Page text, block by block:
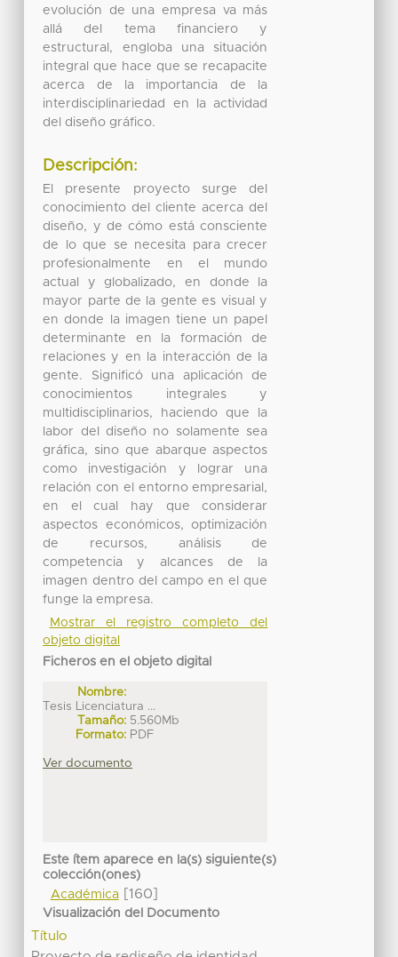
evolución de una empresa va más
allá del tema financiero y
estructural, engloba una situación
integral que hace que se recapacite
acerca de la importancia de la
interdisciplinariedad en la actividad
del diseño gráfico.
Descripción:
El presente proyecto surge del
conocimiento del cliente acerca del
diseño, y de cómo está consciente
de lo que se necesita para crecer
profesionalmente en el mundo
actual y globalizado, en donde la
mayor parte de la gente es visual y
en donde la imagen tiene un papel
determinante en la formación de
relaciones y en la interacción de la
gente. Significó una aplicación de
conocimientos integrales y
multidisciplinarios, haciendo que la
labor del diseño no solamente sea
gráfica, sino que abarque aspectos
como investigación y lograr una
relación con el entorno empresarial,
en el cual hay que considerar
aspectos económicos, optimización
de recursos, análisis de
competencia y alcances de la
imagen dentro del campo en el que
funge la empresa.
Mostrar el registro completo del
objeto digital
Ficheros en el objeto digital
Nombre:
Tesis Licenciatura ...
Tamaño: 5.560Mb
Formato: PDF
Ver documento
Este ítem aparece en la(s) siguiente(s)
colección(ones)
Académica[160]
Visualización del Documento
Título